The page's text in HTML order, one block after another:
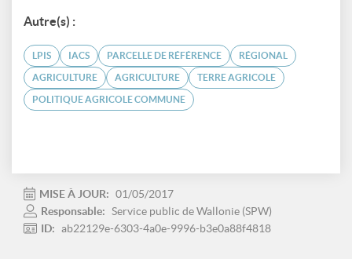
Autre(s) :
LPIS IACS PARCELLE DE RÉFÉRENCE RÉGIONAL
AGRICULTURE AGRICULTURE TERRE AGRICOLE
POLITIQUE AGRICOLE COMMUNE
MISE À JOUR: 01/05/2017
Responsable: Service public de Wallonie (SPW)
ID: ab22129e-6303-4a0e-9996-b3e0a88f4818